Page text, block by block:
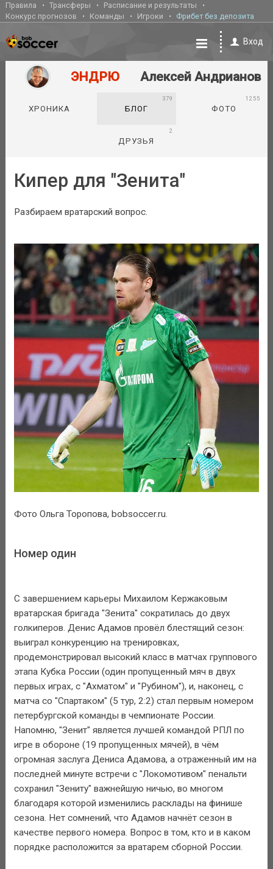
Правила Трансферы
Расписание и результаты
Конкурс прогнозов
Команды Игроки Фрибет без депозита
Вход
ЭНДРЮ Алексей Андрианов
ХРОНИКА БЛОГ
379
ФОТО
1255
ДРУЗЬЯ
2
Кипер для "Зенита"
Разбираем вратарский вопрос.
Фото Ольга Торопова, bobsoccer.ru.
Номер один
С завершением карьеры Михаилом Кержаковым
вратарская бригада "Зенита" сократилась до двух
голкиперов. Денис Адамов провёл блестящий сезон:
выиграл конкуренцию на тренировках,
продемонстрировал высокий класс в матчах группового
этапа Кубка России (один пропущенный мяч в двух
первых играх, с "Ахматом" и "Рубином"), и, наконец, с
матча со "Спартаком" (5 тур, 2:2) стал первым номером
петербургской команды в чемпионате России.
Напомню, "Зенит" является лучшей командой РПЛ по
игре в обороне (19 пропущенных мячей), в чём
огромная заслуга Дениса Адамова, а отраженный им на
последней минуте встречи с "Локомотивом" пенальти
сохранил "Зениту" важнейшую ничью, во многом
благодаря которой изменились расклады на финише
сезона. Нет сомнений, что Адамов начнёт сезон в
качестве первого номера. Вопрос в том, кто и в каком
порядке расположится за вратарем сборной России.